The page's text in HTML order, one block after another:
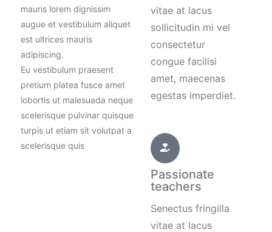
mauris lorem dignissim
augue et vestibulum aliquet
est ultrices mauris
adipiscing.
Eu vestibulum praesent
pretium platea fusce amet
lobortis ut malesuada neque
scelerisque pulvinar quisque
turpis ut etiam sit volutpat a
scelerisque quis
vitae at lacus
sollicitudin mi vel
consectetur
congue facilisi
amet, maecenas
egestas imperdiet.
Passionate
teachers
Senectus fringilla
vitae at lacus